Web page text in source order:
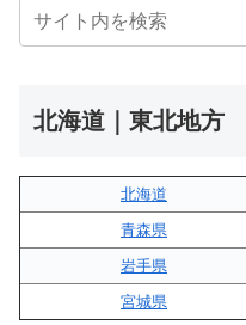
北海道｜東北地方
北海道
青森県
岩手県
宮城県